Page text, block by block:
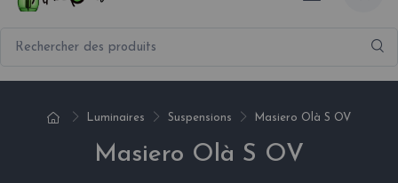
Luminaires Suspensions Masiero Olà S OV
Masiero Olà S OV